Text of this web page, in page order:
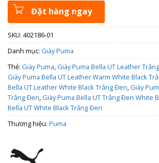
Đặt hàng ngay
SKU: 402186-01
Danh mục: Giày Puma
Thẻ: Giày Puma, Giày Puma Bella UT Leather
Giày Puma Bella UT Leather Warm White Black
Bella UT Leather White Black Trắng Đen, Giày
Trắng Đen, Giày Puma Bella UT Trắng Đen White
Bella UT White Black Trắng Đen
Thương hiệu: Puma